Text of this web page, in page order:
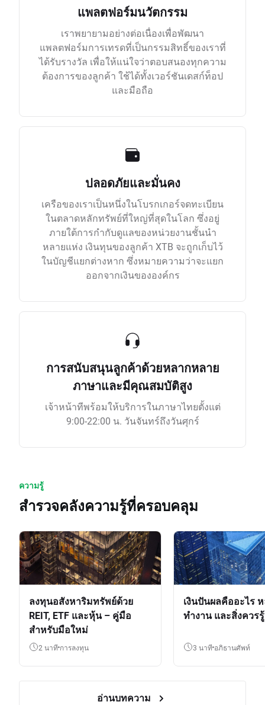
แพลตฟอร์มนวัตกรรม
เราพยายามอย่างต่อเนื่องเพื่อพัฒนา
แพลตฟอร์มการเทรดที่เป็นกรรมสิทธิ์ของเราที่
ได้รับรางวัล เพื่อให้แน่ใจว่าตอบสนองทุกความ
ต้องการของลูกค้า ใช้ได้ทั้งเวอร์ชันเดสก์ท็อป
และมือถือ
ปลอดภัยและมั่นคง
เครือของเราเป็นหนึ่งในโบรกเกอร์จดทะเบียน
ในตลาดหลักทรัพย์ที่ใหญ่ที่สุดในโลก ซึ่งอยู่
ภายใต้การกำกับดูแลของหน่วยงานชั้นนำ
หลายแห่ง เงินทุนของลูกค้า XTB จะถูกเก็บไว้
ในบัญชีแยกต่างหาก ซึ่งหมายความว่าจะแยก
ออกจากเงินขององค์กร
การสนับสนุนลูกค้าด้วยหลากหลาย
ภาษาและมีคุณสมบัติสูง
เจ้าหน้าทีพร้อมให้บริการในภาษาไทยตั้งแต่
9:00-22:00 น. วันจันทร์ถึงวันศุกร์
ความรู้
สำรวจคลังความรู้ที่ครอบคลุม
ลงทุนอสังหาริมทรัพย์ด้วย
REIT, ETF และหุ้น – คู่มือ
สำหรับมือใหม่
2 นาที การลงทุน
เงินปันผลคืออะไร
ทำงาน และสิ่งควรรู้
3 นาที อภิธานศัพท์
อ่านบทความ